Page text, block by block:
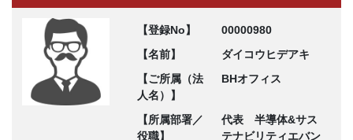
【登録No】
00000980
【名前】
ダイコウヒデアキ
【ご所属（法
人名）】
BHオフィス
【所属部署／
役職】
代表 半導体&サス
テナビリティエバン